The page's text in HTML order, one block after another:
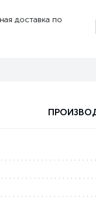
доставка по